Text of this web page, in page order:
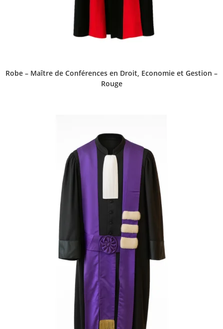
Robe – Maître de Conférences en Droit, Economie et Gestion –
Rouge